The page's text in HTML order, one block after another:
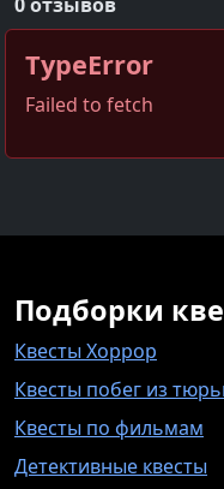
TypeError
Failed to fetch
Подборки
Квесты Хоррор
Квесты побег из
Квесты по фильмам
Детективные квесты